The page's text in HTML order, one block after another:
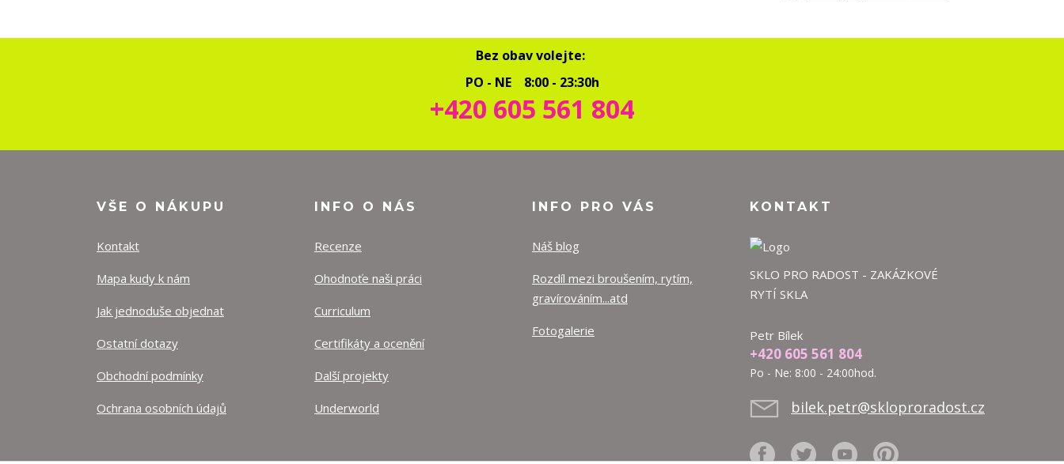
Bez obav volejte:
PO - NE 8:00 - 23:30h
+420 605 561 804
VŠE O NÁKUPU
Kontakt
Mapa kudy k nám
Jak jednoduše objednat
Ostatní dotazy
Obchodní podmínky
Ochrana osobních údajů
INFO O NÁS
Recenze
Ohodnoťe naši práci
Curriculum
Certifikáty a ocenění
Další projekty
Underworld
INFO PRO VÁS
Náš blog
Rozdíl mezi broušením, rytím,
gravírováním...atd
Fotogalerie
KONTAKT
SKLO PRO RADOST - ZAKÁZKOVÉ
RYTÍ SKLA
Petr Bílek
+420 605 561 804
Po - Ne: 8:00 - 24:00hod.
bilek.petr@skloproradost.cz